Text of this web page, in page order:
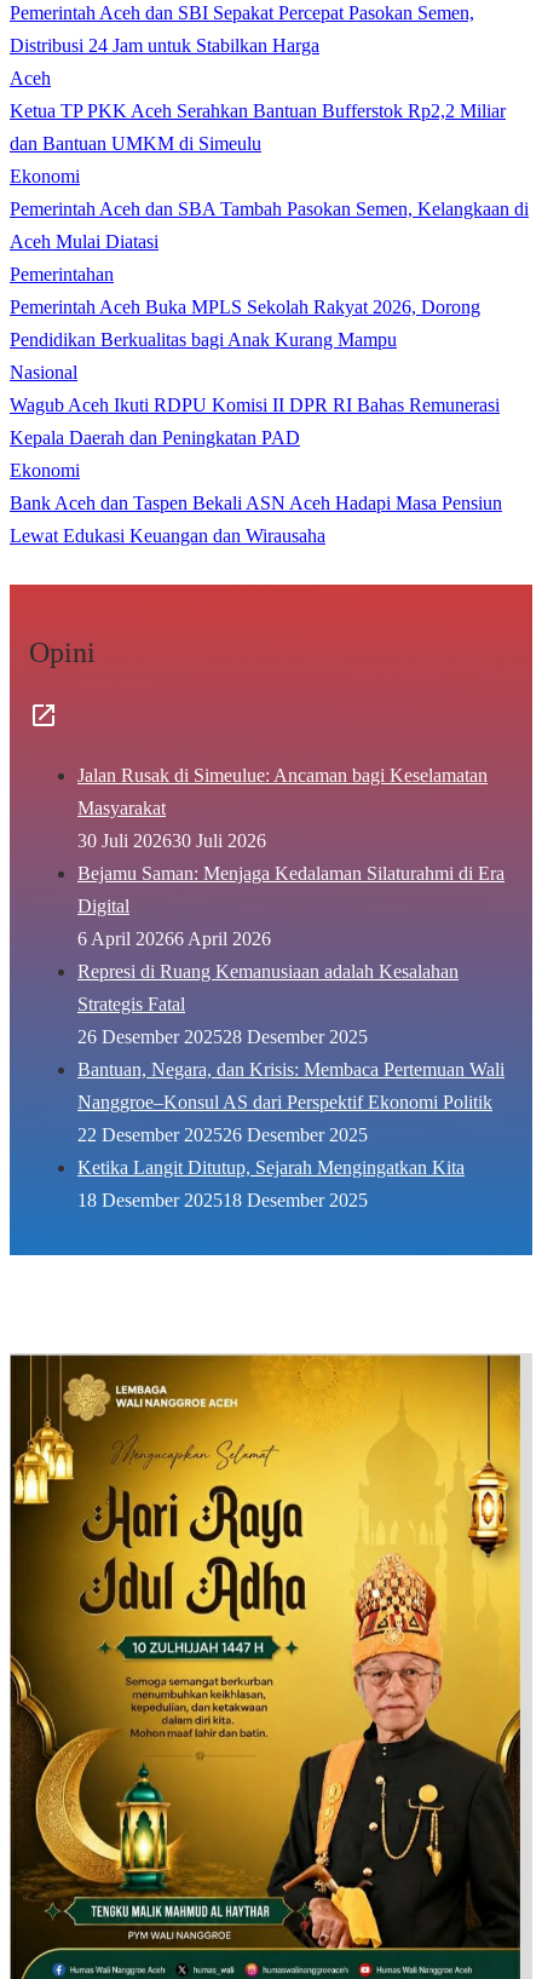
Pemerintah Aceh dan SBI Sepakat Percepat Pasokan Semen,
Distribusi 24 Jam untuk Stabilkan Harga
Aceh
Ketua TP PKK Aceh Serahkan Bantuan Bufferstok Rp2,2 Miliar
dan Bantuan UMKM di Simeulu
Ekonomi
Pemerintah Aceh dan SBA Tambah Pasokan Semen, Kelangkaan di
Aceh Mulai Diatasi
Pemerintahan
Pemerintah Aceh Buka MPLS Sekolah Rakyat 2026, Dorong
Pendidikan Berkualitas bagi Anak Kurang Mampu
Nasional
Wagub Aceh Ikuti RDPU Komisi II DPR RI Bahas Remunerasi
Kepala Daerah dan Peningkatan PAD
Ekonomi
Bank Aceh dan Taspen Bekali ASN Aceh Hadapi Masa Pensiun
Lewat Edukasi Keuangan dan Wirausaha
Opini
Jalan Rusak di Simeulue: Ancaman bagi Keselamatan
Masyarakat
30 Juli 202630 Juli 2026
Bejamu Saman: Menjaga Kedalaman Silaturahmi di Era
Digital
6 April 20266 April 2026
Represi di Ruang Kemanusiaan adalah Kesalahan
Strategis Fatal
26 Desember 202528 Desember 2025
Bantuan, Negara, dan Krisis: Membaca Pertemuan Wali
Nanggroe–Konsul AS dari Perspektif Ekonomi Politik
22 Desember 202526 Desember 2025
Ketika Langit Ditutup, Sejarah Mengingatkan Kita
18 Desember 202518 Desember 2025